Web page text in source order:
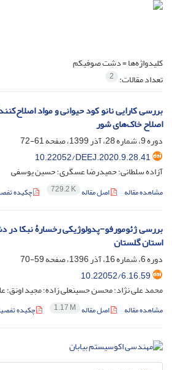
کلیدواژه‌ها =دشت صوفیکم
تعداد مقالات: 2
بررسی کارایی نانو کود حیوانی و مواد
اصلاح خاک‌های شور
دوره 9، شماره 28، آذر 1399، صفحه
61-72
10.22052/DEEJ.2020.9.28.41
آزاده سلطانی؛ حمیدرضا عسگری؛ حسین یوسفی
مشاهده مقاله اصل مقاله 729.2 K چکیده
بررسی ژئومورفو-پدولوژیکی رخسارۀ نبکا
استان گلستان
دوره 6، شماره 16، آذر 1396، صفحه
59-70
10.22052/6.16.59
محمد علی نژاد؛ محسن حسینعلی زاده؛ مجید اونق؛
مشاهده مقاله اصل مقاله 1.17 M چکیده